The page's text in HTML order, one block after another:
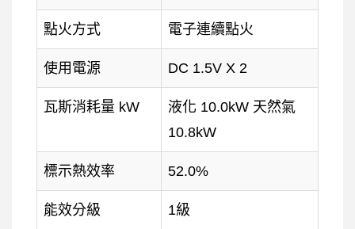
點火方式 電子連續點火
使用電源 DC 1.5V X 2
瓦斯消耗量 kW
液化 10.0kW 天然氣
10.8kW
標示熱效率 52.0%
能效分級 1級